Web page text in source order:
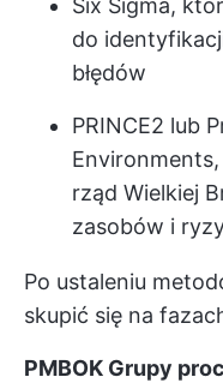
Six Sigma,
do
błędów
PRINCE2 lub
rząd Wielkiej
zasobów i
Po ustaleniu
skupić się na
PMBOK Grupy